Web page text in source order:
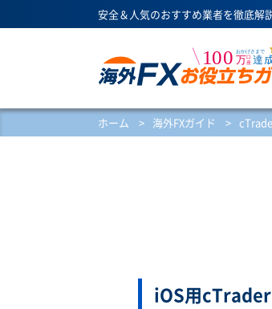
安全＆人気のおすすめ業者を徹底解
ホーム > 海外FXガイド >
iOS用